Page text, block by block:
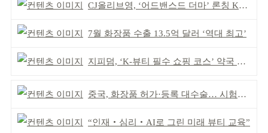
CJ올리브영, ‘어드밴스드 더마’ 론칭 K더마 육성 박차
7월 화장품 수출 13.5억 달러 ‘역대 최고’
지피덤, ‘K-뷰티 필수 쇼핑 코스’ 약국 공략
중국, 화장품 허가·등록 대수술… 시험자료 공용 허용
“인재‧심리‧AI로 그린 미래 뷰티 교육”